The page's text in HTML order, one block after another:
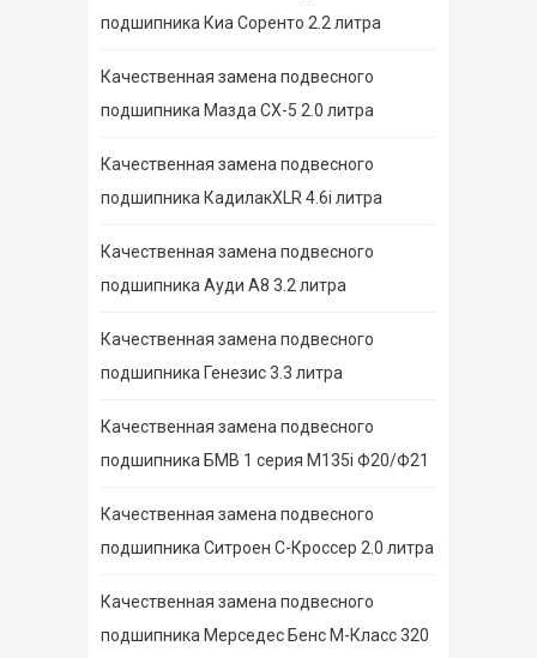
подшипника Киа Соренто 2.2 литра
Качественная замена подвесного
подшипника Мазда СХ-5 2.0 литра
Качественная замена подвесного
подшипника КадилакXLR 4.6i литра
Качественная замена подвесного
подшипника Ауди А8 3.2 литра
Качественная замена подвесного
подшипника Генезис 3.3 литра
Качественная замена подвесного
подшипника БМВ 1 серия M135i Ф20/Ф21
Качественная замена подвесного
подшипника Ситроен С-Кроссер 2.0 литра
Качественная замена подвесного
подшипника Мерседес Бенс М-Класс 320